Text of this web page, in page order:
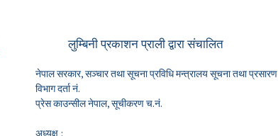
लुम्बिनी प्रकाशन प्राली द्वारा संचालित
नेपाल सरकार, सञ्चार तथा सूचना प्रविधि मन्त्रालय सूचना तथा प्रसारण
विभाग दर्ता नं.
प्रेस काउन्सील नेपाल, सूचीकरण च.नं.
अध्यक्ष :